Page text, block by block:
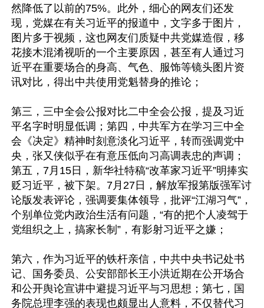
然降低了以前的75%。此外，细心的网友们还发
现，党媒在有关习近平的报道中，文字多于图片，
图片多于视频，这也网友们质疑中共党媒造假，移
花接木混淆视听的一个主要原因，甚至有人通过习
近平在重要场合的身高、气色、服饰等镜头图片资
讯对比，得出中共使用党魁替身的推论；
第三，三中全会公报对比二中全会公报，提及习近
平名字时明显低调；第四，中共军方在学习三中全
会《决定》精神时刻意淡化习近平，转而强调党中
央，张又侠似乎在有意压低向习高调表忠的声调；
第五，7月15日，新华社特稿“改革家习近平”明捧实
贬习近平，被下架。7月27日，解放军报第版强军讨
论版发表评论，强调要集体领导，批评“江湖习气”，
个别单位党内政治生活有问题，“有的把个人凌驾于
党组织之上，搞家长制”，有影射习近平之嫌；
第六，作为习近平的铁杆亲信，中共中央书记处书
记、国务委员、公安部部长王小洪近期在公开场合
和公开舆论宣讲中避提习近平与习思想；第七，国
务院总理李强的表现也颇显出人意料，不仅替代习